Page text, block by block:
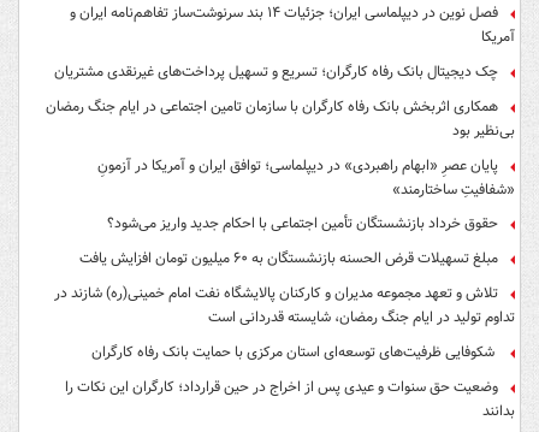
فصل نوین در دیپلماسی ایران؛ جزئیات ۱۴ بند سرنوشت‌ساز تفاهم‌نامه ایران و
آمریکا
چک دیجیتال بانک رفاه کارگران؛ تسریع و تسهیل پرداخت‌های غیرنقدی مشتریان
همکاری اثربخش بانک رفاه کارگران با سازمان تامین اجتماعی در ایام جنگ رمضان
بی‌نظیر بود
پایان عصرِ «ابهام راهبردی» در دیپلماسی؛ توافق ایران و آمریکا در آزمونِ
«شفافیتِ ساختارمند»
حقوق خرداد بازنشستگان تأمین اجتماعی با احکام جدید واریز می‌شود؟
مبلغ تسهیلات قرض الحسنه بازنشستگان به ۶۰ میلیون تومان افزایش یافت
تلاش و تعهد مجموعه مدیران و کارکنان پالایشگاه نفت امام خمینی(ره) شازند در
تداوم تولید در ایام جنگ رمضان، شایسته قدردانی است
شکوفایی ظرفیت‌های توسعه‌ای استان مرکزی با حمایت بانک رفاه کارگران
وضعیت حق سنوات و عیدی پس از اخراج در حین قرارداد؛ کارگران این نکات را
بدانند